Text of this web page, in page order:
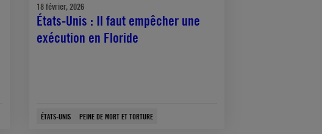
18 février, 2026
États-Unis : Il faut empêcher une
exécution en Floride
ÉTATS-UNIS PEINE DE MORT ET TORTURE